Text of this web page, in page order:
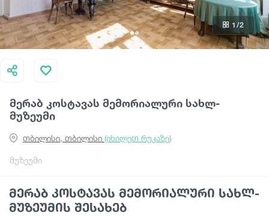
ტრანსპორტი
რა ვნახოთ
გიდები
სტატიები
მერაბ კოსტავას მემორიალური სახლ-
მუზეუმი
მუზეუმი
თბილისი, თბილისი (იხილეთ რუკაზე)
1 /2
მერაბ კოსტავას მემორიალური სახლ-
მუზეუმის შესახებ